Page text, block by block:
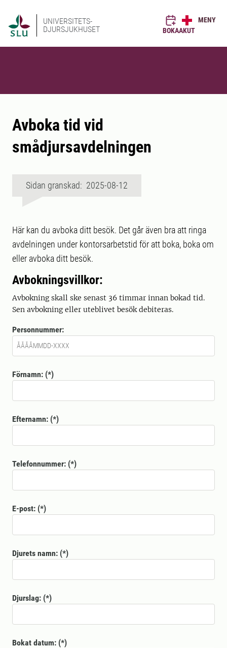
UNIVERSITETS-
DJURSJUKHUSET
BOKAAKUT
MENY
Avboka tid vid
smådjursavdelningen
Sidan granskad: 2025-08-12
Här kan du avboka ditt besök. Det går även bra att ringa
avdelningen under kontorsarbetstid för att boka, boka om
eller avboka ditt besök.
Avbokningsvillkor:​
Avbokning skall ske senast 36 timmar innan bokad tid​.
Sen avbokning eller uteblivet besök debiteras.
Personnummer:
Förnamn:
Efternamn:
Telefonnummer:
E-post:
Djurets namn:
Djurslag:
Bokat datum: